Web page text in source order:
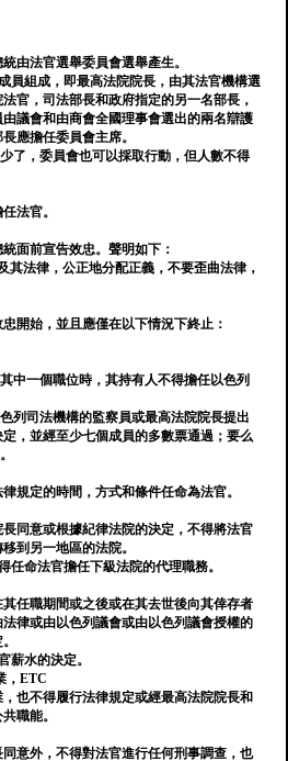
由法官選舉委員會選舉產生。
員組成，即最高法院院長，由其法官機構選
官，司法部長和政府指定的另一名部長，
議會和由商會全國理事會選出的兩名辯護
應擔任委員會主席。
了，委員會也可以採取行動，但人數不得
法官。
面前宣告效忠。聲明如下：
其法律，公正地分配正義，不要歪曲法律，
開始，並且應僅在以下情況下終止：
中一個職位時，其持有人不得擔任以色列
列司法機構的監察員或最高法院院長提出
，並經至少七個成員的多數票通過；要么
規定的時間，方式和條件任命為法官。
同意或根據紀律法院的決定，不得將法官
到另一地區的法院。
任命法官擔任下級法院的代理職務。
任職期間或之後或在其去世後向其倖存者
律或由以色列議會或由以色列議會授權的
薪水的決定。
，ETC
也不得履行法律規定或經最高法院院長和
職能。
意外，不得對法官進行任何刑事調查，也